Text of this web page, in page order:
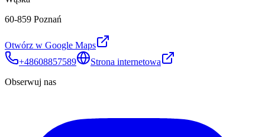
60-859 Poznań
Otwórz w Google Maps
+48608857589
Strona internetowa
Obserwuj nas